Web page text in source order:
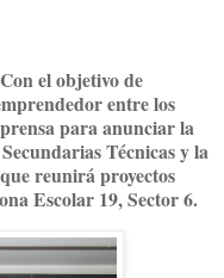
el objetivo de
entre los
para anunciar la
Técnicas y la
reunirá proyectos
Escolar 19, Sector 6.